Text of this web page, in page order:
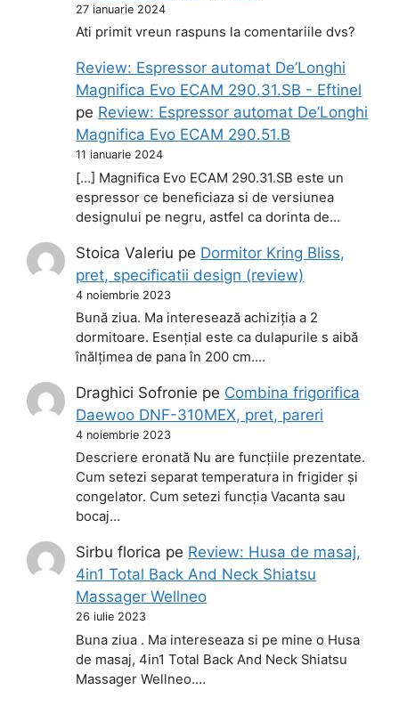
27 ianuarie 2024
Ati primit vreun raspuns la comentariile dvs?
Review: Espressor automat De’Longhi
Magnifica Evo ECAM 290.31.SB - Eftinel
pe Review: Espressor automat De’Longhi
Magnifica Evo ECAM 290.51.B
11 ianuarie 2024
[…] Magnifica Evo ECAM 290.31.SB este un
espressor ce beneficiaza si de versiunea
designului pe negru, astfel ca dorinta de…
Stoica Valeriu pe Dormitor Kring Bliss,
pret, specificatii design (review)
4 noiembrie 2023
Bună ziua. Ma interesează achiziția a 2
dormitoare. Esențial este ca dulapurile s aibă
înălțimea de pana în 200 cm.…
Draghici Sofronie pe Combina frigorifica
Daewoo DNF-310MEX, pret, pareri
4 noiembrie 2023
Descriere eronată Nu are funcțiile prezentate.
Cum setezi separat temperatura in frigider și
congelator. Cum setezi funcția Vacanta sau
bocaj…
Sirbu florica pe Review: Husa de masaj,
4in1 Total Back And Neck Shiatsu
Massager Wellneo
26 iulie 2023
Buna ziua . Ma intereseaza si pe mine o Husa
de masaj, 4in1 Total Back And Neck Shiatsu
Massager Wellneo.…